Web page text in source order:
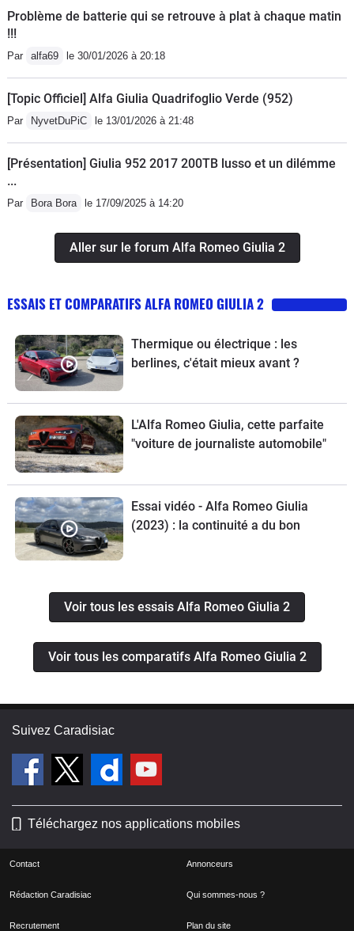
Problème de batterie qui se retrouve à plat à chaque matin
!!!
Par alfa69 le 30/01/2026 à 20:18
[Topic Officiel] Alfa Giulia Quadrifoglio Verde (952)
Par NyvetDuPiC le 13/01/2026 à 21:48
[Présentation] Giulia 952 2017 200TB lusso et un dilémme
...
Par Bora Bora le 17/09/2025 à 14:20
Aller sur le forum Alfa Romeo Giulia 2
ESSAIS ET COMPARATIFS ALFA ROMEO GIULIA 2
Thermique ou électrique : les
berlines, c'était mieux avant ?
L'Alfa Romeo Giulia, cette parfaite
"voiture de journaliste automobile"
Essai vidéo - Alfa Romeo Giulia
(2023) : la continuité a du bon
Voir tous les essais Alfa Romeo Giulia 2
Voir tous les comparatifs Alfa Romeo Giulia 2
Suivez Caradisiac
Téléchargez nos applications mobiles
Contact Annonceurs
Rédaction Caradisiac Qui sommes-nous ?
Recrutement Plan du site